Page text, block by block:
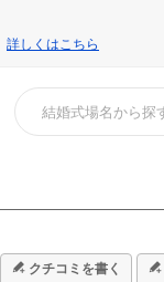
詳しくはこちら
クチコミを書く